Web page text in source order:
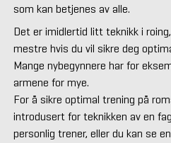
som kan betjenes av alle.
Det er imidlertid litt teknikk i
mestre hvis du vil sikre deg
Mange nybegynnere har for
armene for mye.
For å sikre optimal trening på
introdusert for teknikken av en
personlig trener, eller du kan se